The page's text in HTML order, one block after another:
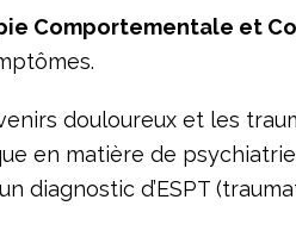
Comportementale et
douloureux et les
en matière de
diagnostic d’ESPT